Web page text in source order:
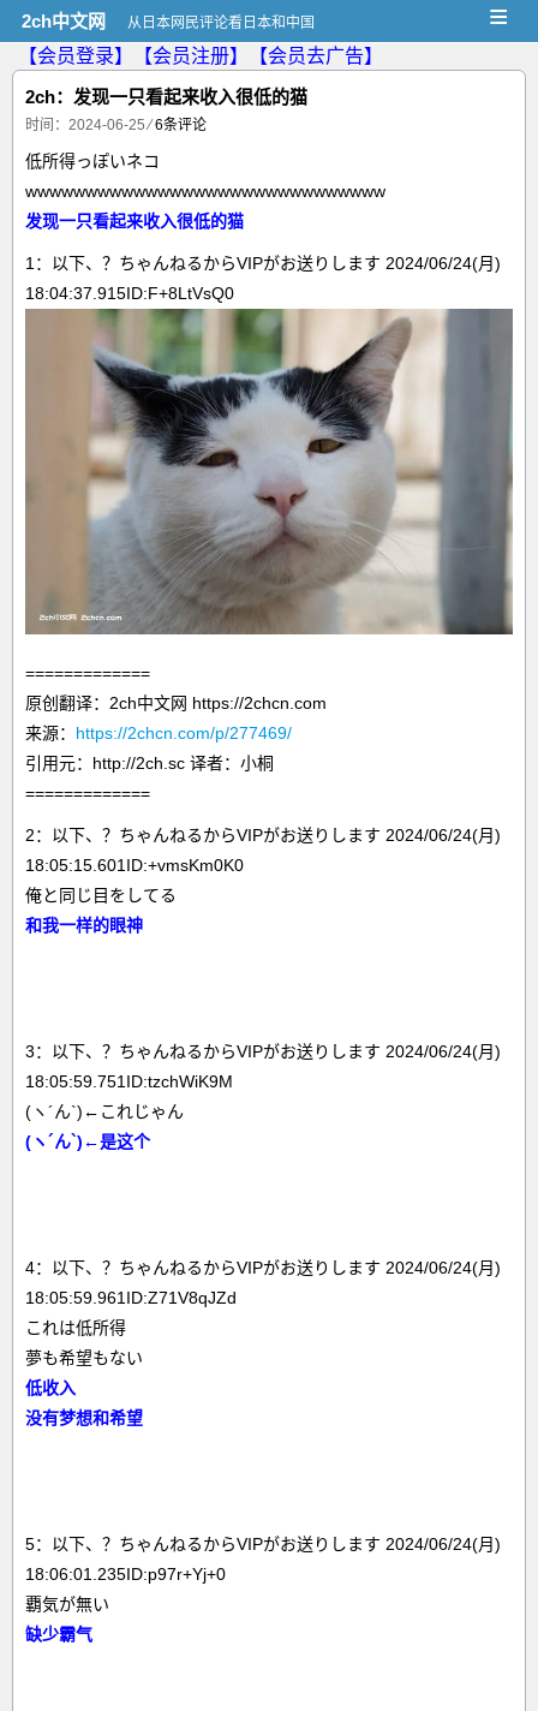
2ch中文网 从日本网民评论看日本和中国 ≡
【会员登录】 【会员注册】
【会员去广告】
2ch：发现一只看起来收入很低的猫
时间：2024-06-25 ⁄6条评论
低所得っぽいネコ
wwwwwwwwwwwwwwwwwwwwwwwwwwwwww
发现一只看起来收入很低的猫
1：以下、？ちゃんねるからVIPがお送りします 2024/06/24(月)
18:04:37.915ID:F+8LtVsQ0
=============
原创翻译：2ch中文网 https://2chcn.com
来源： https://2chcn.com/p/277469/
引用元：http://2ch.sc 译者：小桐
=============
2：以下、？ちゃんねるからVIPがお送りします 2024/06/24(月)
18:05:15.601ID:+vmsKm0K0
俺と同じ目をしてる
和我一样的眼神
3：以下、？ちゃんねるからVIPがお送りします 2024/06/24(月)
18:05:59.751ID:tzchWiK9M
(ヽ´ん`)←これじゃん
(ヽ´ん`)←是这个
4：以下、？ちゃんねるからVIPがお送りします 2024/06/24(月)
18:05:59.961ID:Z71V8qJZd
これは低所得
夢も希望もない
低收入
没有梦想和希望
5：以下、？ちゃんねるからVIPがお送りします 2024/06/24(月)
18:06:01.235ID:p97r+Yj+0
覇気が無い
缺少霸气